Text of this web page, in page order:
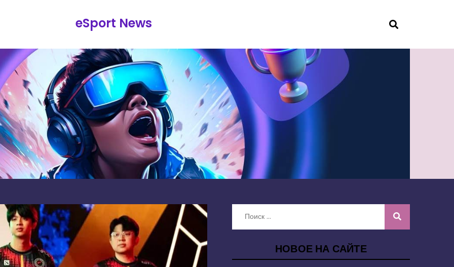
eSport News
НОВОЕ НА САЙТЕ